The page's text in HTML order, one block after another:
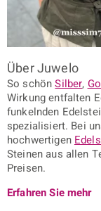
Über Juwelo
So schönSilber,
Wirkung entfalten
funkelnden
spezialisiert. Bei
hochwertigen
Steinen aus allen
Preisen.
Erfahren Sie mehr